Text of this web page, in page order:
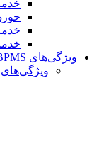
ویژگی‌های BPMS شبکه فردا